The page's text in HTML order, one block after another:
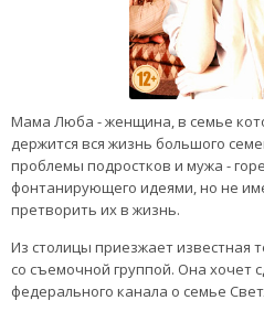
Мама Люба - женщина, в семье
держится вся жизнь большого
проблемы подростков и мужа -
фонтанирующего идеями, но не
претворить их в жизнь.
Из столицы приезжает известная
со съемочной группой. Она хочет
федерального канала о семье